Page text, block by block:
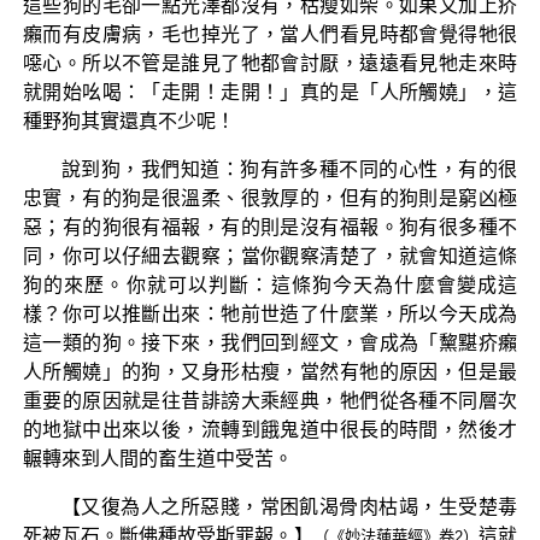
這些狗的毛卻一點光澤都沒有，枯瘦如柴。如果又加上疥
癩而有皮膚病，毛也掉光了，當人們看見時都會覺得牠很
噁心。所以不管是誰見了牠都會討厭，遠遠看見牠走來時
就開始吆喝：「走開！走開！」真的是「人所觸嬈」，這
種野狗其實還真不少呢！
說到狗，我們知道：狗有許多種不同的心性，有的很
忠實，有的狗是很溫柔、很敦厚的，但有的狗則是窮凶極
惡；有的狗很有福報，有的則是沒有福報。狗有很多種不
同，你可以仔細去觀察；當你觀察清楚了，就會知道這條
狗的來歷。你就可以判斷：這條狗今天為什麼會變成這
樣？你可以推斷出來：牠前世造了什麼業，所以今天成為
這一類的狗。接下來，我們回到經文，會成為「黧黮疥癩
人所觸嬈」的狗，又身形枯瘦，當然有牠的原因，但是最
重要的原因就是往昔誹謗大乘經典，牠們從各種不同層次
的地獄中出來以後，流轉到餓鬼道中很長的時間，然後才
輾轉來到人間的畜生道中受苦。
【又復為人之所惡賤，常困飢渴骨肉枯竭，生受楚毒
死被瓦石。斷佛種故受斯罪報。】
（《妙法蓮華經》卷2）這就